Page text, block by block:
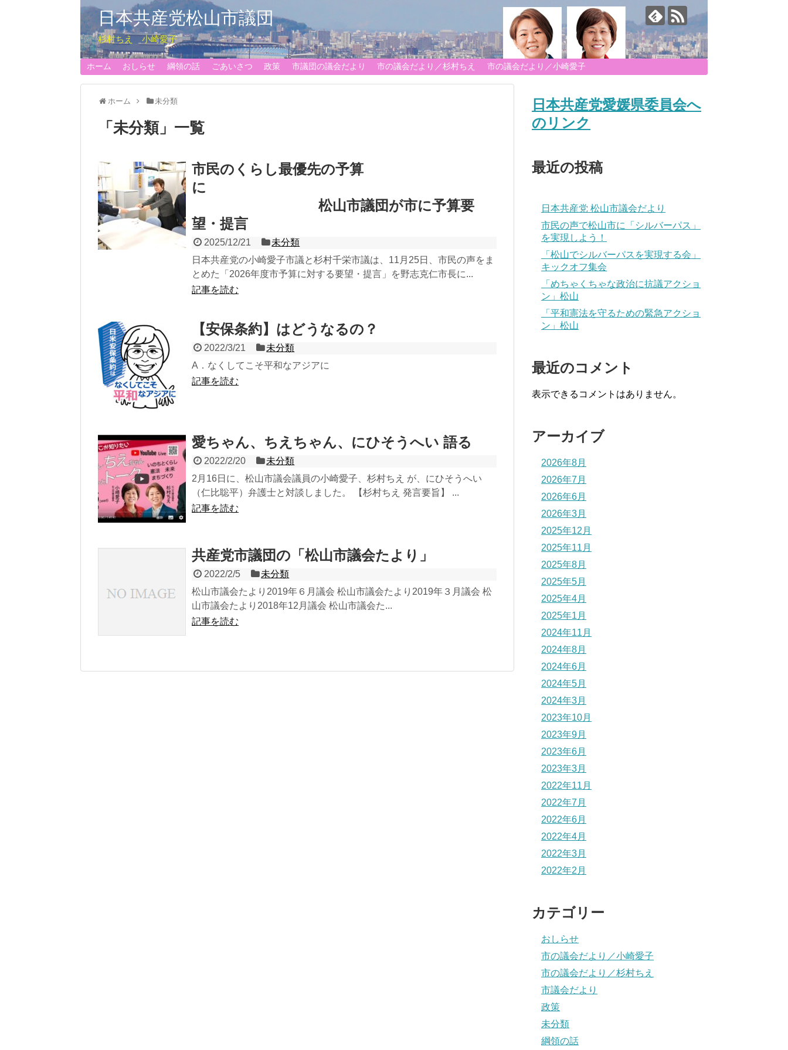
日本共産党松山市議団
杉村ちえ 小崎愛子
ホーム おしらせ 綱領の話 ごあいさつ 政策 市議団の議会だより 市の議会だより／杉村ちえ 市の議会だより／小崎愛子
ホーム 未分類
「 未分類」 一覧
市民のくらし最優先の予算
に
松山市議団が市に予算要
望・提言
2025/12/21
未分類
日本共産党の小崎愛子市議と杉村千栄市議は、11月25日、市民の声をま
とめた「2026年度市予算に対する要望・提言」を野志克仁市長に...
記事を読む
【安保条約】はどうなるの？
2022/3/21
未分類
A．なくしてこそ平和なアジアに
記事を読む
愛ちゃん、ちえちゃん、にひそうへい 語る
2022/2/20
未分類
2月16日に、松山市議会議員の小崎愛子、杉村ちえ が、にひそうへい
（仁比聡平）弁護士と対談しました。 【杉村ちえ 発言要旨】 ...
記事を読む
共産党市議団の「松山市議会たより」
2022/2/5
未分類
松山市議会たより2019年６月議会 松山市議会たより2019年３月議会 松
山市議会たより2018年12月議会 松山市議会た...
記事を読む
日本共産党愛媛県委員会へ
のリンク
最近の投稿
日本共産党 松山市議会だより
市民の声で松山市に「シルバーパス」
を実現しよう！
「松山でシルバーパスを実現する会」
キックオフ集会
「めちゃくちゃな政治に抗議アクショ
ン」松山
「平和憲法を守るための緊急アクショ
ン」松山
最近のコメント
表示できるコメントはありません。
アーカイブ
2026年8月
2026年7月
2026年6月
2026年3月
2025年12月
2025年11月
2025年8月
2025年5月
2025年4月
2025年1月
2024年11月
2024年8月
2024年6月
2024年5月
2024年3月
2023年10月
2023年9月
2023年6月
2023年3月
2022年11月
2022年7月
2022年6月
2022年4月
2022年3月
2022年2月
カテゴリー
おしらせ
市の議会だより／小崎愛子
市の議会だより／杉村ちえ
市議会だより
政策
未分類
綱領の話